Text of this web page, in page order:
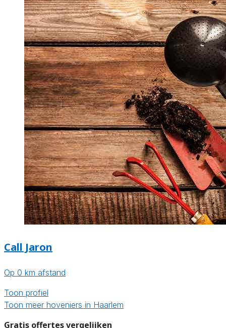
Call Jaron
Op 0 km afstand
Toon profiel
Toon meer hoveniers in Haarlem
Gratis offertes vergelijken